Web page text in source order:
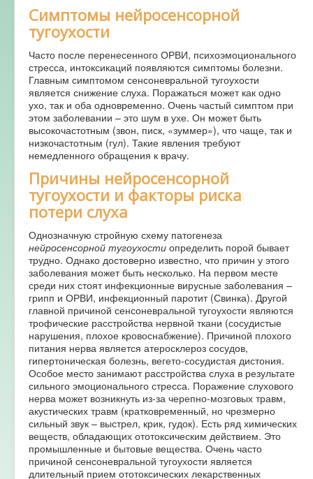
Симптомы нейросенсорной
тугоухости
Часто после перенесенного ОРВИ, психоэмоционального
стресса, интоксикаций появляются симптомы болезни.
Главным симптомом сенсоневральной тугоухости
является снижение слуха. Поражаться может как одно
ухо, так и оба одновременно. Очень частый симптом при
этом заболевании – это шум в ухе. Он может быть
высокочастотным (звон, писк, «зуммер»), что чаще, так и
низкочастотным (гул). Такие явления требуют
немедленного обращения к врачу.
Причины нейросенсорной
тугоухости и факторы риска
потери слуха
Однозначную стройную схему патогенеза
нейросенсорной тугоухости определить порой бывает
трудно. Однако достоверно известно, что причин у этого
заболевания может быть несколько. На первом месте
среди них стоят инфекционные вирусные заболевания –
грипп и ОРВИ, инфекционный паротит (Свинка). Другой
главной причиной сенсоневральной тугоухости являются
трофические расстройства нервной ткани (сосудистые
нарушения, плохое кровоснабжение). Причиной плохого
питания нерва является атеросклероз сосудов,
гипертоническая болезнь, вегето-сосудистая дистония.
Особое место занимают расстройства слуха в результате
сильного эмоционального стресса. Поражение слухового
нерва может возникнуть из-за черепно-мозговых травм,
акустических травм (кратковременный, но чрезмерно
сильный звук – выстрел, крик, гудок). Есть ряд химических
веществ, обладающих ототоксическим действием. Это
промышленные и бытовые вещества. Очень часто
причиной сенсоневральной тугоухости является
длительный прием ототоксических лекарственных